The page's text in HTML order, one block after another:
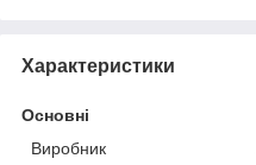
Характеристики
Основні
Виробник